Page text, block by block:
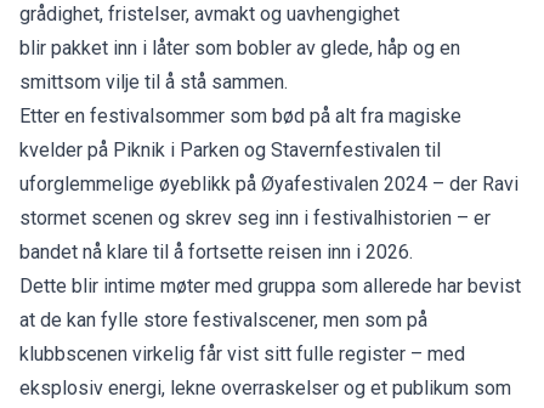
grådighet, fristelser, avmakt og uavhengighet
blir pakket inn i låter som bobler av glede, håp og en
smittsom vilje til å stå sammen.
Etter en festivalsommer som bød på alt fra magiske
kvelder på Piknik i Parken og Stavernfestivalen til
uforglemmelige øyeblikk på Øyafestivalen 2024 – der Ravi
stormet scenen og skrev seg inn i festivalhistorien – er
bandet nå klare til å fortsette reisen inn i 2026.
Dette blir intime møter med gruppa som allerede har bevist
at de kan fylle store festivalscener, men som på
klubbscenen virkelig får vist sitt fulle register – med
eksplosiv energi, lekne overraskelser og et publikum som